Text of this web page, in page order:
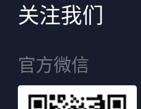
关注我们
官方微信